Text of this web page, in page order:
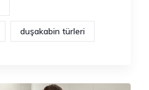
duşakabin türleri